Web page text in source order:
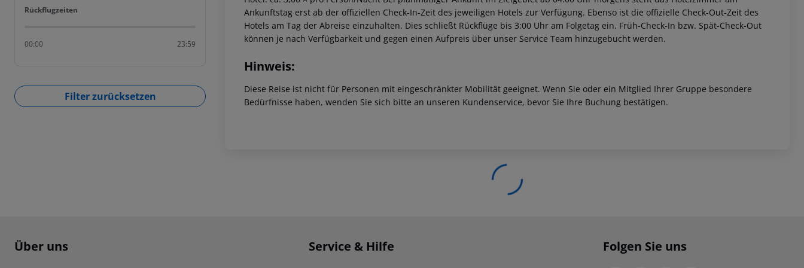
Rückflugzeiten
Rückflugzeiten
00:00 23:59
Filter zurücksetzen
Ankunftstag erst ab der offiziellen Check-In-Zeit des jeweiligen Hotels zur Verfügung. Ebenso ist die offizielle Check-Out-Zeit des
Hotels am Tag der Abreise einzuhalten. Dies schließt Rückflüge bis 3:00 Uhr am Folgetag ein. Früh-Check-In bzw. Spät-Check-Out
können je nach Verfügbarkeit und gegen einen Aufpreis über unser Service Team hinzugebucht werden.
Hinweis:
Diese Reise ist nicht für Personen mit eingeschränkter Mobilität geeignet. Wenn Sie oder ein Mitglied Ihrer Gruppe besondere
Bedürfnisse haben, wenden Sie sich bitte an unseren Kundenservice, bevor Sie Ihre Buchung bestätigen.
Footer navigation
Über uns Service & Hilfe Folgen Sie uns